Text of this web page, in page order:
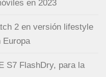
en 2023
2 en versión lifestyle
Europa
S7 FlashDry, para la